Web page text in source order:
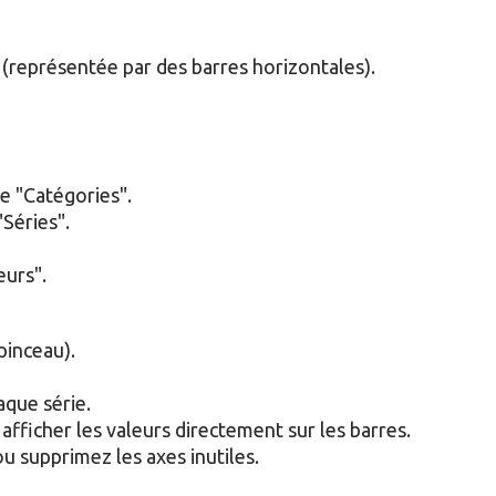
par des barres horizontales).
"Catégories".
série.
les valeurs directement sur les barres.
supprimez les axes inutiles.